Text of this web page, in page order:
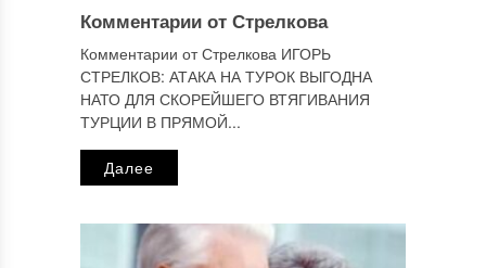
Комментарии от Стрелкова
Комментарии от Стрелкова ИГОРЬ
СТРЕЛКОВ: АТАКА НА ТУРОК ВЫГОДНА
НАТО ДЛЯ СКОРЕЙШЕГО ВТЯГИВАНИЯ
ТУРЦИИ В ПРЯМОЙ...
Далее